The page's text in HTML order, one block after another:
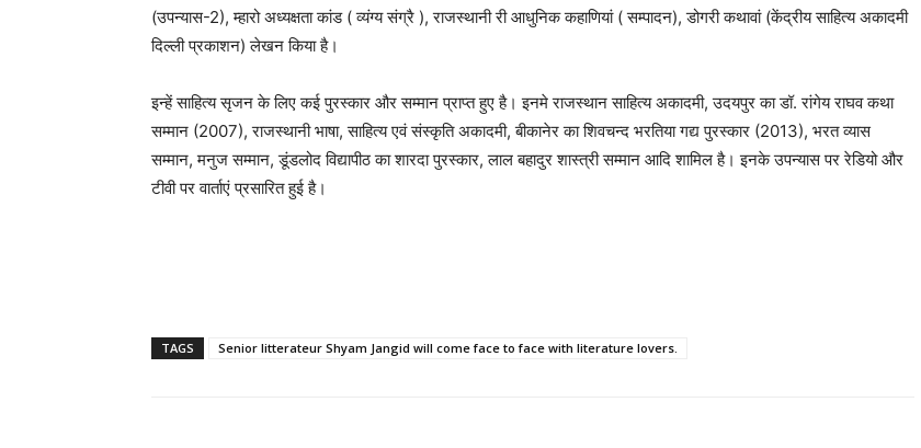
(उपन्यास-2), म्हारो अध्यक्षता कांड ( व्यंग्य संग्रै ), राजस्थानी री आधुनिक कहाणियां ( सम्पादन), डोगरी कथावां (केंद्रीय साहित्य अकादमी
दिल्ली प्रकाशन) लेखन किया है।
इन्हें साहित्य सृजन के लिए कई पुरस्कार और सम्मान प्राप्त हुए है। इनमे राजस्थान साहित्य अकादमी, उदयपुर का डॉ. रांगेय राघव कथा
सम्मान (2007), राजस्थानी भाषा, साहित्य एवं संस्कृति अकादमी, बीकानेर का शिवचन्द भरतिया गद्य पुरस्कार (2013), भरत व्यास
सम्मान, मनुज सम्मान, डूंडलोद विद्यापीठ का शारदा पुरस्कार, लाल बहादुर शास्त्री सम्मान आदि शामिल है। इनके उपन्यास पर रेडियो और
टीवी पर वार्ताएं प्रसारित हुई है।
TAGS Senior litterateur Shyam Jangid will come face to face with literature lovers.